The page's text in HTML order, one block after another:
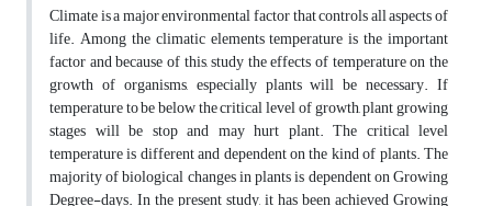
Climate is a major environmental factor that controls all aspects of
life. Among the climatic elements temperature is the important
factor and because of this, study the effects of temperature on the
growth of organisms, especially plants will be necessary. If
temperature to be below the critical level of growth, plant growing
stages will be stop and may hurt plant. The critical level
temperature is different and dependent on the kind of plants. The
majority of biological changes in plants is dependent on Growing